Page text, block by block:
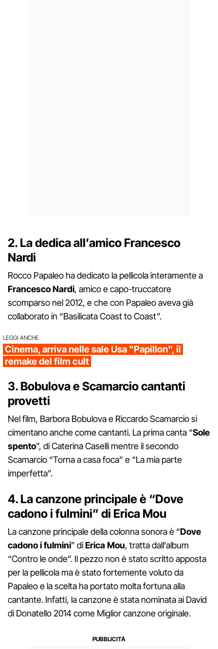
2. La dedica all’amico Francesco
Nardi
Rocco Papaleo ha dedicato la pellicola interamente a
Francesco Nardi, amico e capo-truccatore
scomparso nel 2012, e che con Papaleo aveva già
collaborato in “Basilicata Coast to Coast”.
LEGGI ANCHE
Cinema, arriva nelle sale Usa "Papillon", il
remake del film cult
3. Bobulova e Scamarcio cantanti
provetti
Nel film, Barbora Bobulova e Riccardo Scamarcio si
cimentano anche come cantanti. La prima canta “Sole
spento”, di Caterina Caselli mentre il secondo
Scamarcio “Torna a casa foca” e “La mia parte
imperfetta”.
4. La canzone principale è “Dove
cadono i fulmini” di Erica Mou
La canzone principale della colonna sonora è “Dove
cadono i fulmini” diErica Mou, tratta dall'album
“Contro le onde”. Il pezzo non è stato scritto apposta
per la pellicola ma è stato fortemente voluto da
Papaleo e la scelta ha portato molta fortuna alla
cantante. Infatti, la canzone è stata nominata ai David
di Donatello 2014 come Miglior canzone originale.